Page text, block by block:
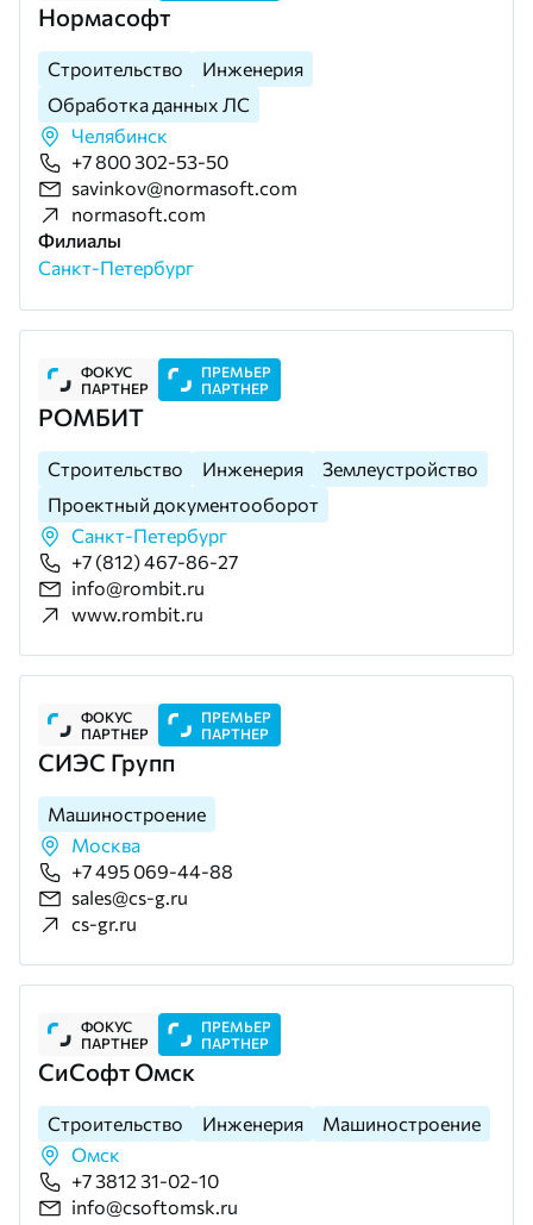
Нормасофт
Строительство
Инженерия
Обработка данных ЛС
Челябинск
+7 800 302-53-50
savinkov@normasoft.com
normasoft.com
Филиалы
Санкт-Петербург
ФОКУС
ПАРТНЕР
ПРЕМЬЕР
ПАРТНЕР
РОМБИТ
Строительство Инженерия
Землеустройство
Проектный документооборот
Санкт-Петербург
+7 (812) 467-86-27
info@rombit.ru
www.rombit.ru
ФОКУС
ПАРТНЕР
ПРЕМЬЕР
ПАРТНЕР
СИЭС Групп
Машиностроение
Москва
+7 495 069-44-88
sales@cs-g.ru
cs-gr.ru
ФОКУС
ПАРТНЕР
ПРЕМЬЕР
ПАРТНЕР
СиСофт Омск
Строительство Инженерия
Машиностроение
Омск
+7 3812 31-02-10
info@csoftomsk.ru